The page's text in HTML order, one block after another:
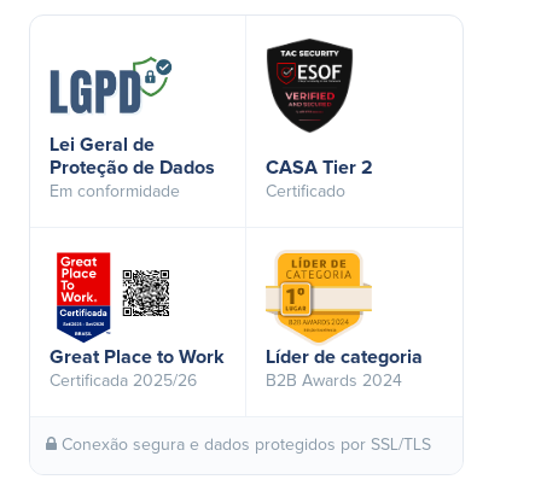
Lei Geral de
Proteção de Dados
Em conformidade
CASA Tier 2
Certificado
Great Place to Work
Certificada 2025/26
Líder de categoria
B2B Awards 2024
Conexão segura e dados protegidos por SSL/TLS